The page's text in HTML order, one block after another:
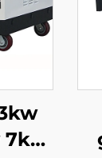
7kw